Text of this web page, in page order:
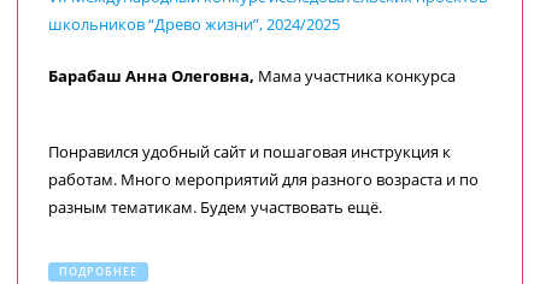
школьников “Древо жизни”, 2024/2025
Барабаш Анна Олеговна, Мама участника конкурса
Понравился удобный сайт и пошаговая инструкция к
работам. Много мероприятий для разного возраста и по
разным тематикам. Будем участвовать ещё.
ПОДРОБНЕЕ